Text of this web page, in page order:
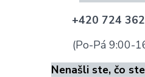
+420 724
(Po-Pá 9:00-
Nenašli ste, čo